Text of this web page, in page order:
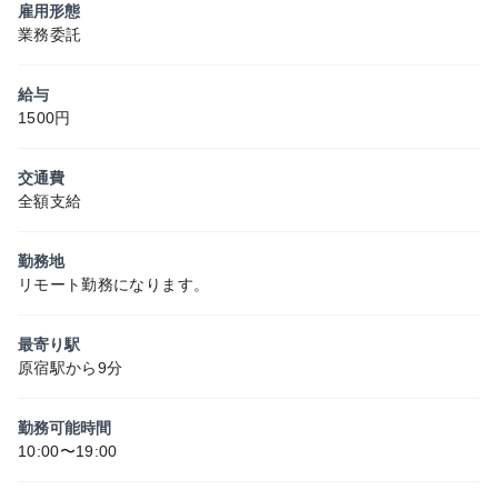
雇用形態
業務委託
給与
1500円
交通費
全額支給
勤務地
リモート勤務になります。
最寄り駅
原宿駅から9分
勤務可能時間
10:00〜19:00